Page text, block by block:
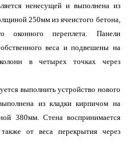
ненесущей и выполнена из
250мм из ячеистого бетона,
оконного переплета. Панели
веса и подвешены на
в четырех точках через
выполнить устройство нового
из кладки кирпичом на
380мм. Стена воспринимается
от веса перекрытия через